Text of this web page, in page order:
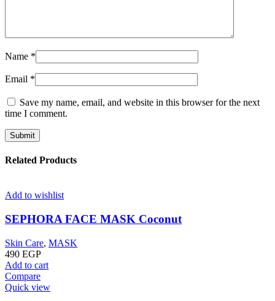
Name *
Email *
Save my name, email, and website in this browser for the next
time I comment.
Related Products
Add to wishlist
SEPHORA FACE MASK Coconut
Skin Care, MASK
490 EGP
Add to cart
Compare
Quick view